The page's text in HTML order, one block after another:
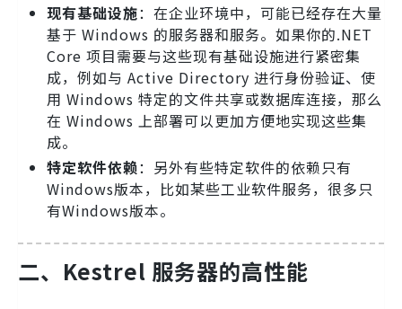
现有基础设施：在企业环境中，可能已经存在大量
基于 Windows 的服务器和服务。如果你的.NET
Core 项目需要与这些现有基础设施进行紧密集
成，例如与 Active Directory 进行身份验证、使
用 Windows 特定的文件共享或数据库连接，那么
在 Windows 上部署可以更加方便地实现这些集
成。
特定软件依赖：另外有些特定软件的依赖只有
Windows版本，比如某些工业软件服务，很多只
有Windows版本。
二、Kestrel 服务器的高性能